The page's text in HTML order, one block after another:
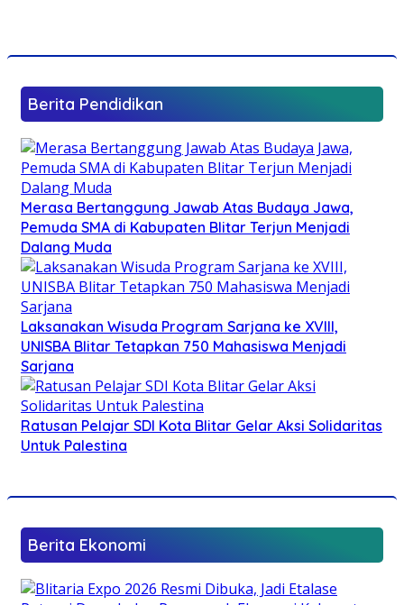
Berita Pendidikan
Merasa Bertanggung Jawab Atas Budaya Jawa,
Pemuda SMA di Kabupaten Blitar Terjun Menjadi
Dalang Muda
Laksanakan Wisuda Program Sarjana ke XVIII,
UNISBA Blitar Tetapkan 750 Mahasiswa Menjadi
Sarjana
Ratusan Pelajar SDI Kota Blitar Gelar Aksi Solidaritas
Untuk Palestina
Berita Ekonomi